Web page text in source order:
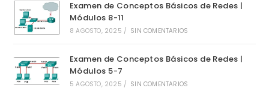
Examen de Conceptos Básicos de Redes |
Módulos 8-11
8 AGOSTO, 2025 / SIN COMENTARIOS
Examen de Conceptos Básicos de Redes |
Módulos 5-7
5 AGOSTO, 2025 / SIN COMENTARIOS